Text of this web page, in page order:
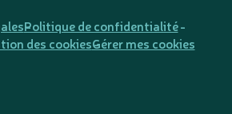
Politique de confidentialité
des cookiesGérer mes cookies